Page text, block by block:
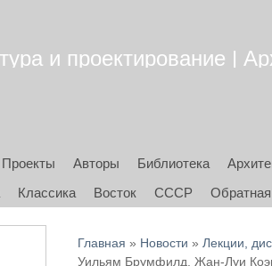
и проектирование |
Проекты Авторы Библиотека
Классика Восток СССР Обратная
Вы здесь
Главная » Новости » Лекции,
Уильям Брумфилд. Жан-Луи